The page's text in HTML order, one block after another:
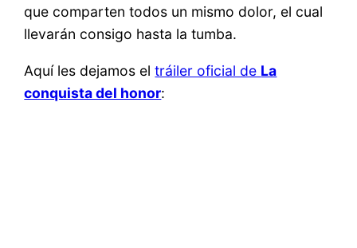
que comparten todos un mismo dolor, el cual
llevarán consigo hasta la tumba.
Aquí les dejamos eltráiler oficial de La
conquista del honor: